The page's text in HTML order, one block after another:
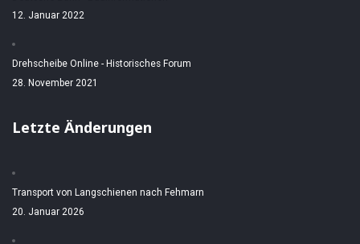
12. Januar 2022
Drehscheibe Online - Historisches Forum
28. November 2021
Letzte Änderungen
Transport von Langschienen nach Fehmarn
20. Januar 2026